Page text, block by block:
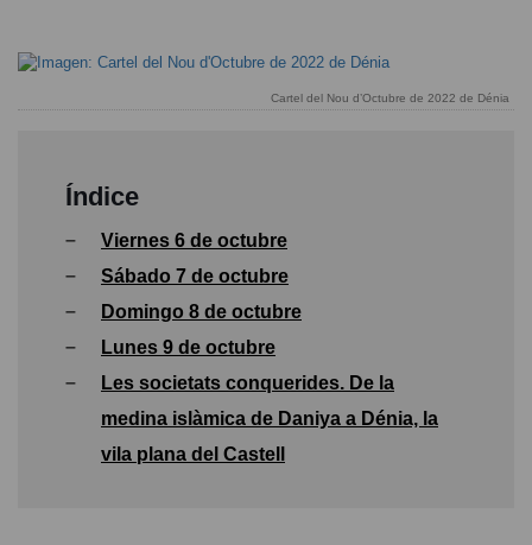
Cartel del Nou d’Octubre de 2022 de Dénia
Índice
–
Viernes 6 de octubre
–
Sábado 7 de octubre
–
Domingo 8 de octubre
–
Lunes 9 de octubre
–
Les societats conquerides. De la
medina islàmica de Daniya a Dénia, la
vila plana del Castell